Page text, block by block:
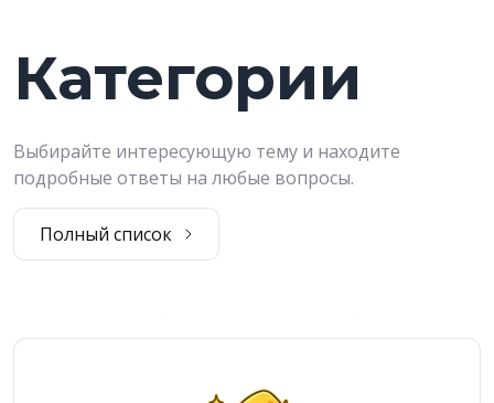
Категории
Выбирайте интересующую тему и находите
подробные ответы на любые вопросы.
Полный список